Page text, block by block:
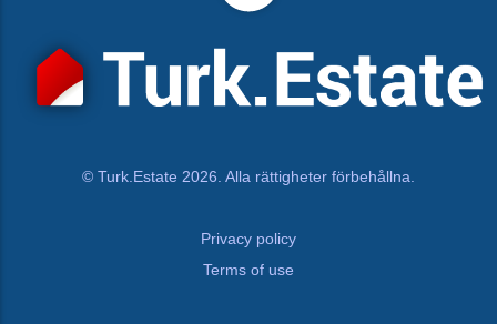
© Turk.Estate 2026. Alla rättigheter förbehållna.
Privacy policy
Terms of use